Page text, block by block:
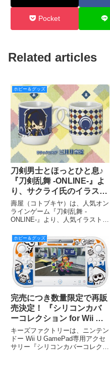
Pocket
Related articles
ホビー＆グッズ
刀剣男士とほっとひと息♪
『刀剣乱舞 -ONLINE-』よ
り、サクライ氏のイラスト
がキュートなマグカップが
登場！
壽屋（コトブキヤ）は、人気オン
ラインゲーム『刀剣乱舞 -
ONLINE-』より、人気イラストレ
使用したマグカップ 5 種を、
2016 年 9 月に発売する。
ホビー＆グッズ
完売につき数量限定で再販
売決定！ 『シリコンカバ
ーコレクション for Wii U
GamePad（スプラトゥー
ン）』
キーズファクトリーは、ニンテン
ドー Wii U GamePad専用アクセ
サリー『シリコンカバーコレクシ